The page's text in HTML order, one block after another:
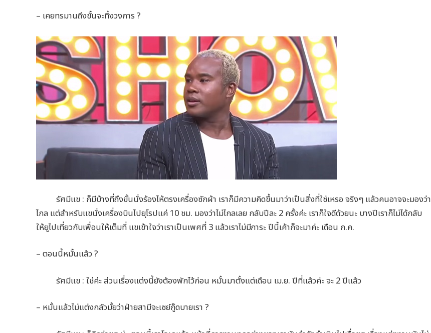
– เคยทรมานถึงขั้นจะทิ้งวงการ ?
รัศมีแข : ก็มีบ้างที่ถึงขั้นนั่งร้องไห้ตรงเครื่องซักผ้า เราก็มีความคิดขึ้นมาว่าเป็นสิ่งที่ใช่เหรอ จริงๆ แล้วคนอาจจะมองว่า
ไกล แต่สำหรับแขนั่งเครื่องบินไปยุโรปแค่ 10 ชม. มองว่าไม่ไกลเลย กลับปีละ 2 ครั้งค่ะ เราก็ใจดีด้วยนะ บางปีเราก็ไม่ได้กลับ
ให้ยูไปเที่ยวกับเพื่อนให้เต็มที่ แขเข้าใจว่าเราเป็นเพศที่ 3 แล้วเราไม่มีภาระ ปีนี้เค้าก็จะมาค่ะ เดือน ก.ค.
– ตอนนี้หมั้นแล้ว ?
รัศมีแข : ใช่ค่ะ ส่วนเรื่องแต่งนี้ยังต้องพักไว้ก่อน หมั้นมาตั้งแต่เดือน เม.ย. ปีที่แล้วค่ะ จะ 2 ปีแล้ว
– หมั้นแล้วไม่แต่งกลัวมั้ยว่าฝ่ายสามีจะเซย์กู๊ดบายเรา ?